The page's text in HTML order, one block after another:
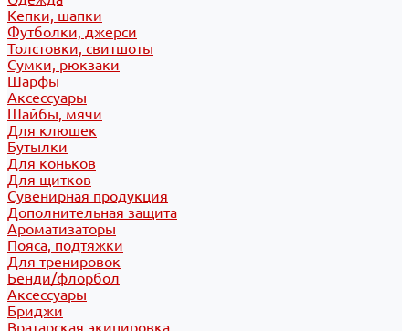
Кепки, шапки
Футболки, джерси
Толстовки, свитшоты
Сумки, рюкзаки
Шарфы
Аксессуары
Шайбы, мячи
Для клюшек
Бутылки
Для коньков
Для щитков
Сувенирная продукция
Дополнительная защита
Ароматизаторы
Пояса, подтяжки
Для тренировок
Бенди/флорбол
Аксессуары
Бриджи
Вратарская экипировка